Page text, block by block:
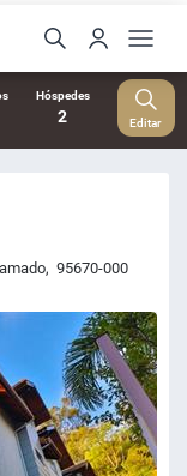
Hóspedes
2 Editar
, 95670-000